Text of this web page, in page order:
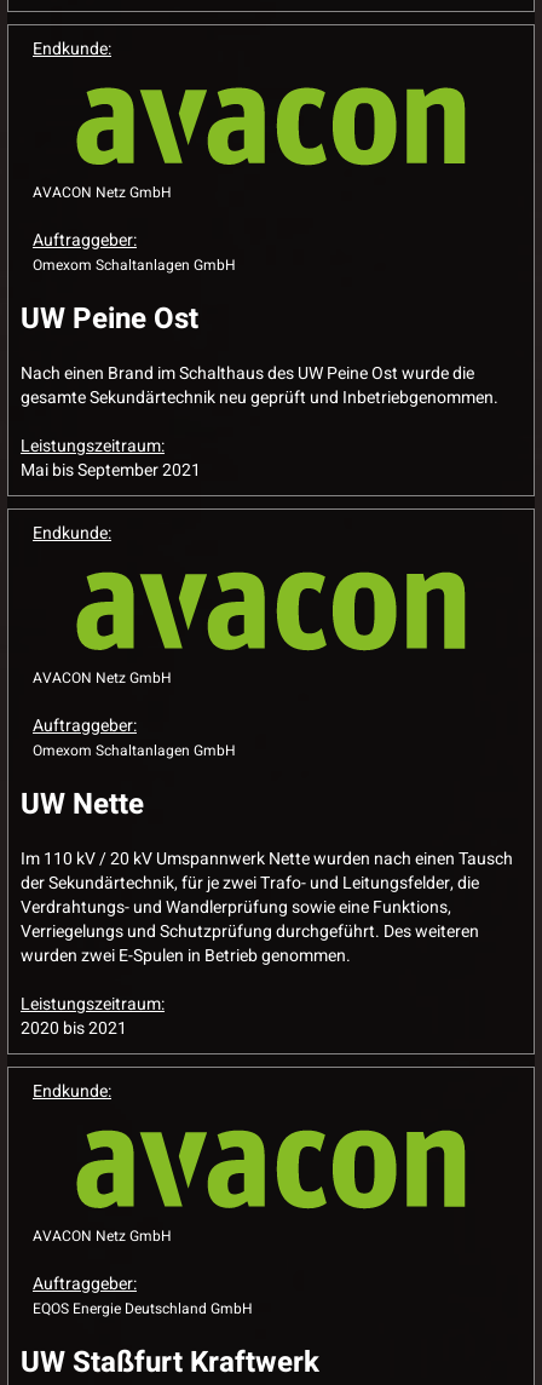
Endkunde:
AVACON Netz GmbH
Auftraggeber:
Omexom Schaltanlagen GmbH
UW Peine Ost
Nach einen Brand im Schalthaus des UW Peine Ost wurde die
gesamte Sekundärtechnik neu geprüft und Inbetriebgenommen.
Leistungszeitraum:
Mai bis September 2021
Endkunde:
AVACON Netz GmbH
Auftraggeber:
Omexom Schaltanlagen GmbH
UW Nette
Im 110 kV / 20 kV Umspannwerk Nette wurden nach einen Tausch
der Sekundärtechnik, für je zwei Trafo- und Leitungsfelder, die
Verdrahtungs- und Wandlerprüfung sowie eine Funktions,
Verriegelungs und Schutzprüfung durchgeführt. Des weiteren
wurden zwei E-Spulen in Betrieb genommen.
Leistungszeitraum:
2020 bis 2021
Endkunde:
AVACON Netz GmbH
Auftraggeber:
EQOS Energie Deutschland GmbH
UW Staßfurt Kraftwerk